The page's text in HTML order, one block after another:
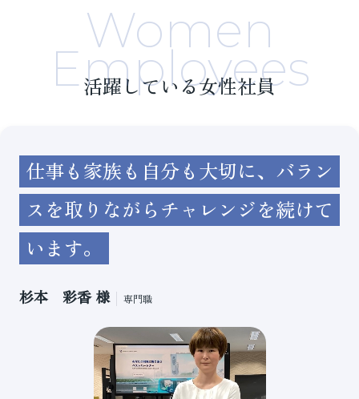
Women
Employees
活躍している女性社員
仕事も家族も自分も大切に、バラン
スを取りながらチャレンジを続けて
います。
杉本 彩香 様 専門職